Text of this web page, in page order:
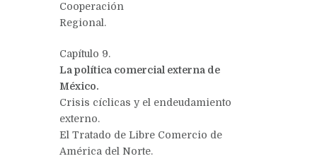
Cooperación
Regional.
Capítulo 9.
La política comercial externa de
México.
Crisis cíclicas y el endeudamiento
externo.
El Tratado de Libre Comercio de
América del Norte.